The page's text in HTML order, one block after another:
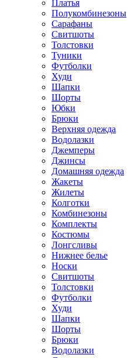
Платья
Полукомбинезоны
Сарафаны
Свитшоты
Толстовки
Туники
Футболки
Худи
Шапки
Шорты
Юбки
Брюки
Верхняя одежда
Водолазки
Джемперы
Джинсы
Домашняя одежда
Жакеты
Жилеты
Колготки
Комбинезоны
Комплекты
Костюмы
Лонгсливы
Нижнее белье
Носки
Свитшоты
Толстовки
Футболки
Худи
Шапки
Шорты
Брюки
Водолазки